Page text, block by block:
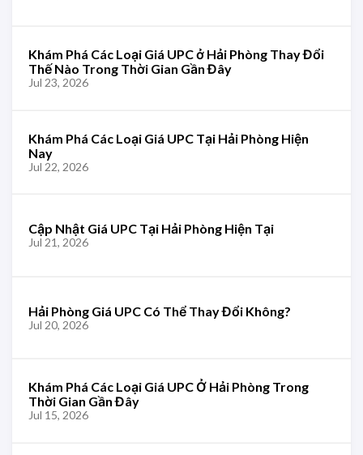
Khám Phá Các Loại Giá UPC ở Hải Phòng Thay Đổi
Thế Nào Trong Thời Gian Gần Đây
Jul 23, 2026
Khám Phá Các Loại Giá UPC Tại Hải Phòng Hiện
Nay
Jul 22, 2026
Cập Nhật Giá UPC Tại Hải Phòng Hiện Tại
Jul 21, 2026
Hải Phòng Giá UPC Có Thể Thay Đổi Không?
Jul 20, 2026
Khám Phá Các Loại Giá UPC Ở Hải Phòng Trong
Thời Gian Gần Đây
Jul 15, 2026